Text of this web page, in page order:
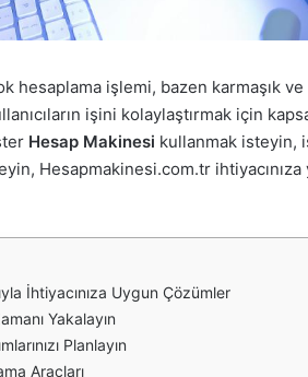
hesaplama işlemi, bazen karmaşık ve
işini kolaylaştırmak için
Hesap Makinesi kullanmak isteyin,
Hesapmakinesi.com.tr
İhtiyacınıza Uygun Çözümler
Yakalayın
Planlayın
Araçları